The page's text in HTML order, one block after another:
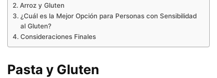
Arroz y Gluten
¿Cuál es la Mejor Opción para Personas con Sensibilidad
al Gluten?
Consideraciones Finales
Pasta y Gluten